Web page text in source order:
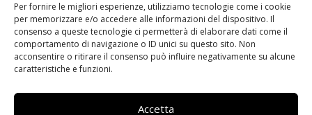
Per fornire le migliori esperienze, utilizziamo tecnologie come i cookie
per memorizzare e/o accedere alle informazioni del dispositivo. Il
consenso a queste tecnologie ci permetterà di elaborare dati come il
comportamento di navigazione o ID unici su questo sito. Non
acconsentire o ritirare il consenso può influire negativamente su alcune
caratteristiche e funzioni.
Accetta
IL BEER GARDEN CON IL GIALLONE